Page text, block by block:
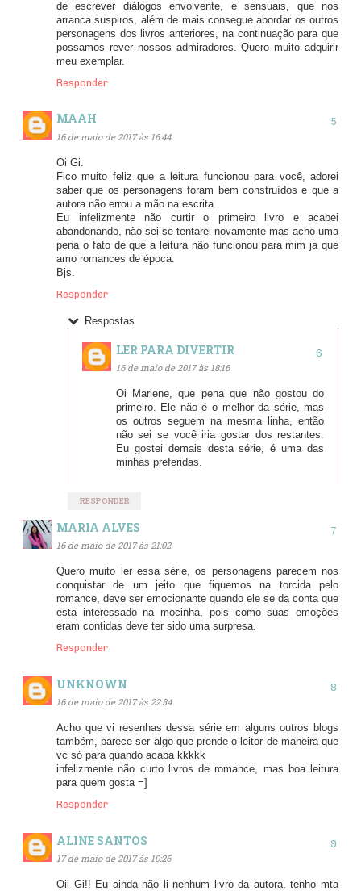
de escrever diálogos envolvente, e sensuais, que nos
arranca suspiros, além de mais consegue abordar os outros
personagens dos livros anteriores, na continuação para que
possamos rever nossos admiradores. Quero muito adquirir
meu exemplar.
Responder
MAAH
16 de maio de 2017 às 16:44
Oi Gi.
Fico muito feliz que a leitura funcionou para você, adorei
saber que os personagens foram bem construídos e que a
autora não errou a mão na escrita.
Eu infelizmente não curtir o primeiro livro e acabei
abandonando, não sei se tentarei novamente mas acho uma
pena o fato de que a leitura não funcionou para mim ja que
amo romances de época.
Bjs.
Responder
Respostas
LER PARA DIVERTIR
16 de maio de 2017 às 18:16
Oi Marlene, que pena que não gostou do
primeiro. Ele não é o melhor da série, mas
os outros seguem na mesma linha, então
não sei se você iria gostar dos restantes.
Eu gostei demais desta série, é uma das
minhas preferidas.
RESPONDER
MARIA ALVES
16 de maio de 2017 às 21:02
Quero muito ler essa série, os personagens parecem nos
conquistar de um jeito que fiquemos na torcida pelo
romance, deve ser emocionante quando ele se da conta que
esta interessado na mocinha, pois como suas emoções
eram contidas deve ter sido uma surpresa.
Responder
UNKNOWN
16 de maio de 2017 às 22:34
Acho que vi resenhas dessa série em alguns outros blogs
também, parece ser algo que prende o leitor de maneira que
vc só para quando acaba kkkkk
infelizmente não curto livros de romance, mas boa leitura
para quem gosta =]
Responder
ALINE SANTOS
17 de maio de 2017 às 10:26
Oii Gi!! Eu ainda não li nenhum livro da autora, tenho mta